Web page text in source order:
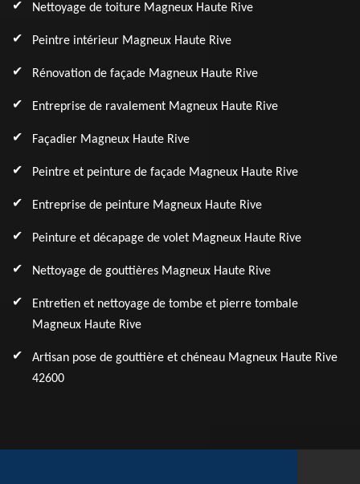
Nettoyage de toiture Magneux Haute Rive
Peintre intérieur Magneux Haute Rive
Rénovation de façade Magneux Haute Rive
Entreprise de ravalement Magneux Haute Rive
Façadier Magneux Haute Rive
Peintre et peinture de façade Magneux Haute Rive
Entreprise de peinture Magneux Haute Rive
Peinture et décapage de volet Magneux Haute Rive
Nettoyage de gouttières Magneux Haute Rive
Entretien et nettoyage de tombe et pierre tombale
Magneux Haute Rive
Artisan pose de gouttière et chéneau Magneux Haute Rive
42600